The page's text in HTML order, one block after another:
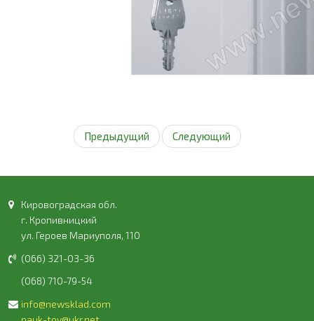
Предыдущий Следующий
Кировоградская обл.
г. Кропивницкий
ул. Героев Мариуполя, 110
(066) 321-03-36
(068) 710-79-54
info@newsklad.com